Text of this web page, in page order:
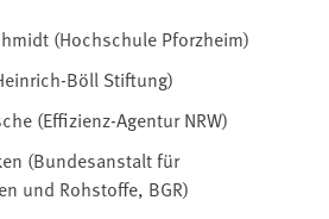
(Hochschule Pforzheim)
Böll Stiftung)
(Effizienz-Agentur NRW)
(Bundesanstalt für
und Rohstoffe, BGR)